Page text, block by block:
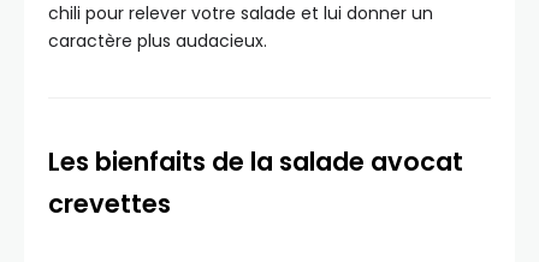
chili pour relever votre salade et lui donner un
caractère plus audacieux.
Les bienfaits de la salade avocat
crevettes